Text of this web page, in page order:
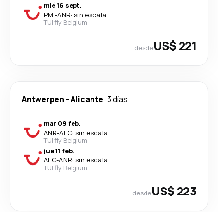
mié 16 sept.
PMI-ANR· sin escala
TUI fly Belgium
desdeUS$ 221
Antwerpen -Alicante 3 días
mar 09 feb.
ANR-ALC· sin escala
TUI fly Belgium
jue 11 feb.
ALC-ANR· sin escala
TUI fly Belgium
desdeUS$ 223